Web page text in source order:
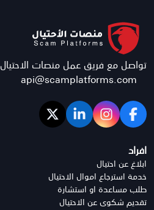
تواصل مع فريق عمل منصات الاحتيال
api@scamplatforms.com
افراد
ابلاغ عن احتيال
خدمة استرجاع اموال الاحتيال
طلب مساعدة او استشارة
تقديم شكوى عن الاحتيال